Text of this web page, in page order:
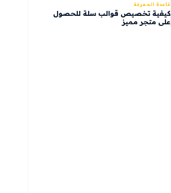
قاعدة المعرفة
كيفية تخصيص قوالب سلة للحصول
على متجر مميز